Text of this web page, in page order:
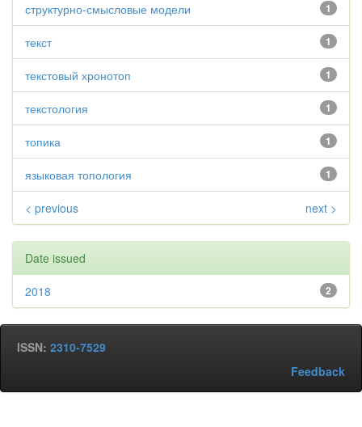
1
структурно-смысловые модели
1
текст
1
текстовый хронотоп
1
текстология
1
топика
1
языковая топология
< previous next >
Date issued
2
2018
ISSN: 2310-7529
Feedback